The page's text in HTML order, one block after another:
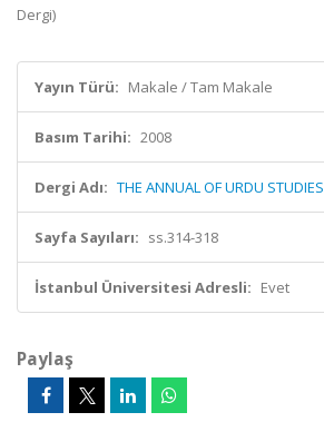
Dergi)
Yayın Türü: Makale / Tam Makale
Basım Tarihi: 2008
Dergi Adı: THE ANNUAL OF URDU STUDIES
Sayfa Sayıları: ss.314-318
İstanbul Üniversitesi Adresli: Evet
Paylaş